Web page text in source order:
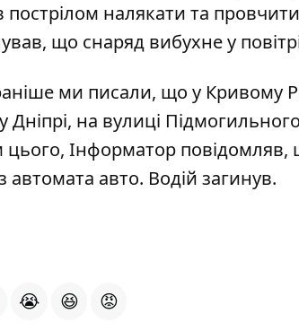
пострілом налякати та
що снаряд вибухне у
ми писали, що у Кривому
у Дніпрі, на вулиці
цього, Інформатор повідомляв,
автомата авто. Водій загинув.
😭 😆 😡